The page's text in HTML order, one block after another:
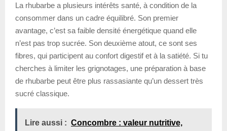
La rhubarbe a plusieurs intérêts santé, à condition de la
consommer dans un cadre équilibré. Son premier
avantage, c’est sa faible densité énergétique quand elle
n’est pas trop sucrée. Son deuxième atout, ce sont ses
fibres, qui participent au confort digestif et à la satiété. Si tu
cherches à limiter les grignotages, une préparation à base
de rhubarbe peut être plus rassasiante qu’un dessert très
sucré classique.
Lire aussi : Concombre : valeur nutritive,